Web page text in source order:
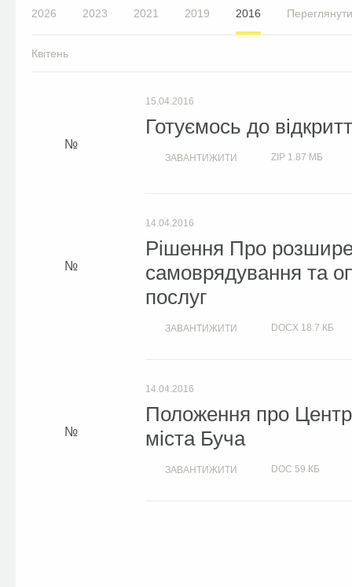
2026 2023 2021 2019 2016
Квітень
15.04.2016
Готуємось до
ЗАВАНТИЖИТИ ZIP 1.87 МБ
14.04.2016
Рішення Про
самоврядування та
послуг
ЗАВАНТИЖИТИ DOCX 18.7 КБ
14.04.2016
Положення про Центр
міста Буча
ЗАВАНТИЖИТИ DOC 59 КБ